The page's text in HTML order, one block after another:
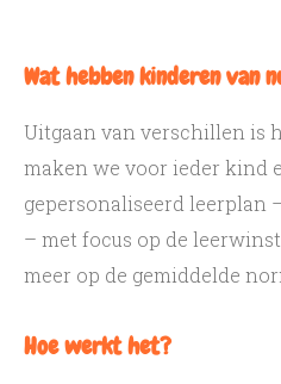
Wat hebben kinderen van
Uitgaan van verschillen is
maken we voor ieder kind
gepersonaliseerd
– met focus op de
meer op de gemiddelde
Hoe werkt het?